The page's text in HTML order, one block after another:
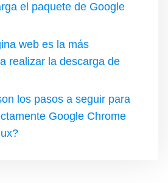
el paquete de Google
web es la más
realizar la descarga de
los pasos a seguir para
Google Chrome